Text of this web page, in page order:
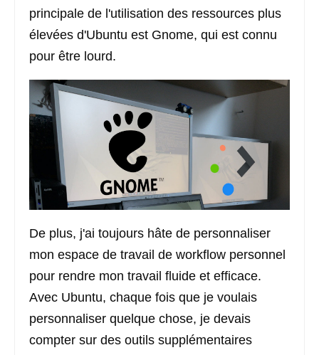
principale de l'utilisation des ressources plus
élevées d'Ubuntu est Gnome, qui est connu
pour être lourd.
De plus, j'ai toujours hâte de personnaliser
mon espace de travail de workflow personnel
pour rendre mon travail fluide et efficace.
Avec Ubuntu, chaque fois que je voulais
personnaliser quelque chose, je devais
compter sur des outils supplémentaires